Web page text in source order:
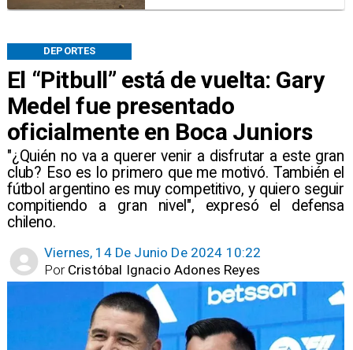
El “Pitbull” está de vuelta: Gary
Medel fue presentado
oficialmente en Boca Juniors
"¿Quién no va a querer venir a disfrutar a este gran
club? Eso es lo primero que me motivó. También el
fútbol argentino es muy competitivo, y quiero seguir
compitiendo a gran nivel", expresó el defensa
chileno.
DEPORTES
Viernes, 14 De Junio De 2024 10:22
Cristóbal Ignacio Adones Reyes
Por